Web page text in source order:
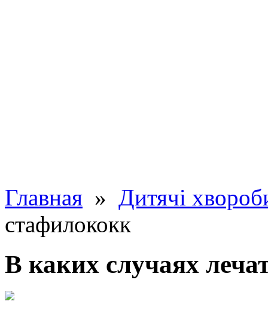
Главная » Дитячі
стафилококк
В каких случаях